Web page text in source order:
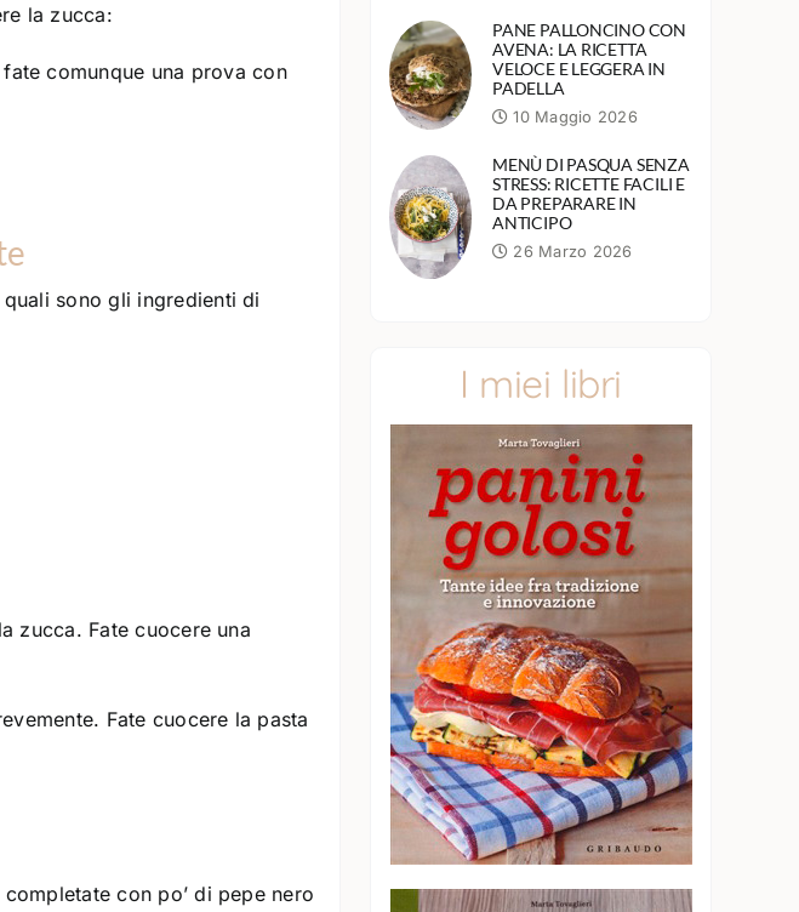
la zucca:
comunque una prova con
sono gli ingredienti di
zucca. Fate cuocere una
Fate cuocere la pasta
con po’ di pepe nero
PANE PALLONCINO CON
AVENA: LA RICETTA
VELOCE E LEGGERA IN
PADELLA
10 Maggio 2026
MENÙ DI PASQUA SENZA
STRESS: RICETTE FACILI E
DA PREPARARE IN
ANTICIPO
26 Marzo 2026
I miei libri